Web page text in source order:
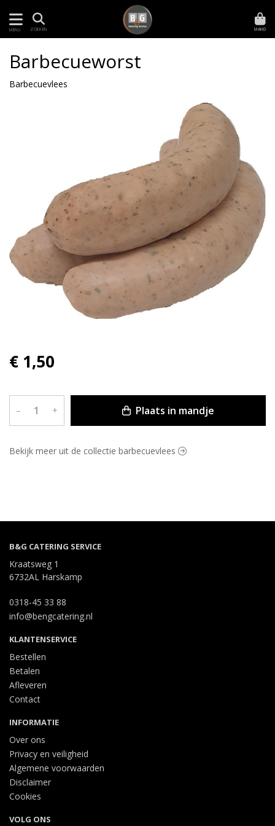
MENU ZOEKEN MAND
Barbecueworst
Barbecuevlees
€ 1,50
– + Plaats in mandje
Bekijk meer uit de collectie barbecuevlees
B&G CATERING SERVICE
Kraatsweg 1
6732AL Harskamp
0318-45 33 88
info@bengcatering.nl
KLANTENSERVICE
Bestellen
Betalen
Afleveren
Contact
INFORMATIE
Over ons
Privacy en veiligheid
Algemene voorwaarden
Disclaimer
Cookies
VOLG ONS